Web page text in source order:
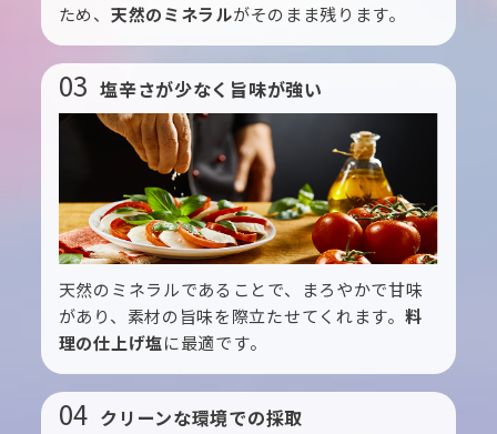
ため、 天然のミネラルがそのまま残ります。
03 塩辛さが少なく旨味が強い
天然のミネラルであることで、まろやかで甘味
があり、素材の旨味を際立たせてくれます。 料
理の仕上げ塩に最適です。
04 クリーンな環境での採取